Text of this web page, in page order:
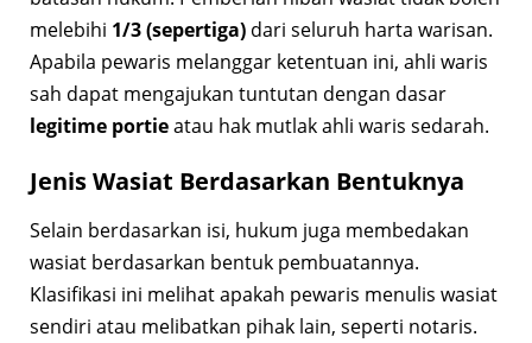
melebihi 1/3 (sepertiga) dari seluruh harta warisan.
Apabila pewaris melanggar ketentuan ini, ahli waris
sah dapat mengajukan tuntutan dengan dasar
legitime portieatau hak mutlak ahli waris sedarah.
Jenis Wasiat Berdasarkan Bentuknya
Selain berdasarkan isi, hukum juga membedakan
wasiat berdasarkan bentuk pembuatannya.
Klasifikasi ini melihat apakah pewaris menulis wasiat
sendiri atau melibatkan pihak lain, seperti notaris.